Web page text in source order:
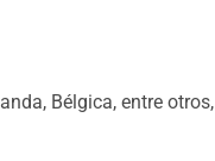
Bélgica, entre otros,